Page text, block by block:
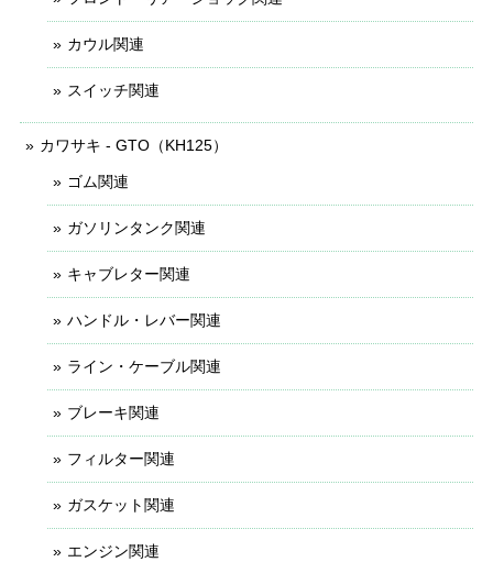
カウル関連
スイッチ関連
カワサキ - GTO（KH125）
ゴム関連
ガソリンタンク関連
キャブレター関連
ハンドル・レバー関連
ライン・ケーブル関連
ブレーキ関連
フィルター関連
ガスケット関連
エンジン関連